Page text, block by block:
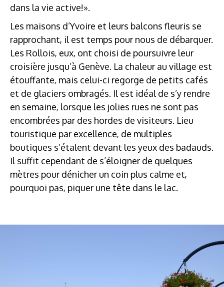
dans la vie active!».
Les maisons d’Yvoire et leurs balcons fleuris se
rapprochant, il est temps pour nous de débarquer.
Les Rollois, eux, ont choisi de poursuivre leur
croisière jusqu’à Genève. La chaleur au village est
étouffante, mais celui-ci regorge de petits cafés
et de glaciers ombragés. Il est idéal de s’y rendre
en semaine, lorsque les jolies rues ne sont pas
encombrées par des hordes de visiteurs. Lieu
touristique par excellence, de multiples
boutiques s’étalent devant les yeux des badauds.
Il suffit cependant de s’éloigner de quelques
mètres pour dénicher un coin plus calme et,
pourquoi pas, piquer une tête dans le lac.